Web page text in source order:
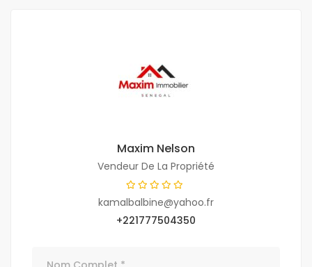
Maxim Nelson
Vendeur De La Propriété
kamalbalbine@yahoo.fr
+221777504350